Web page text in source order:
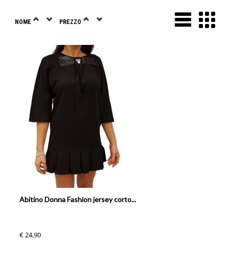
NOME PREZZO
Abitino Donna Fashion jersey corto...
€ 24,90